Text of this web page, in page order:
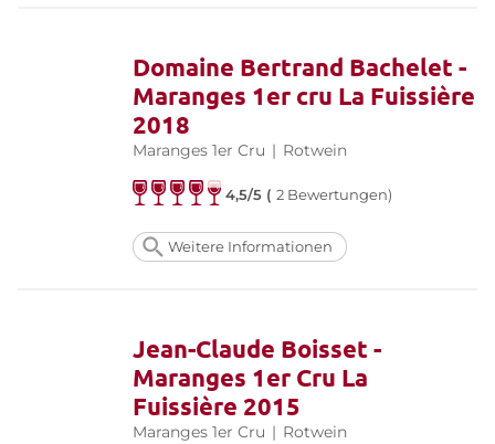
Domaine Bertrand Bachelet -
Maranges 1er cru La Fuissière
2018
Maranges 1er Cru | Rotwein
4,5/5 (2 Bewertungen)
Weitere Informationen
Jean-Claude Boisset -
Maranges 1er Cru La
Fuissière 2015
Maranges 1er Cru | Rotwein